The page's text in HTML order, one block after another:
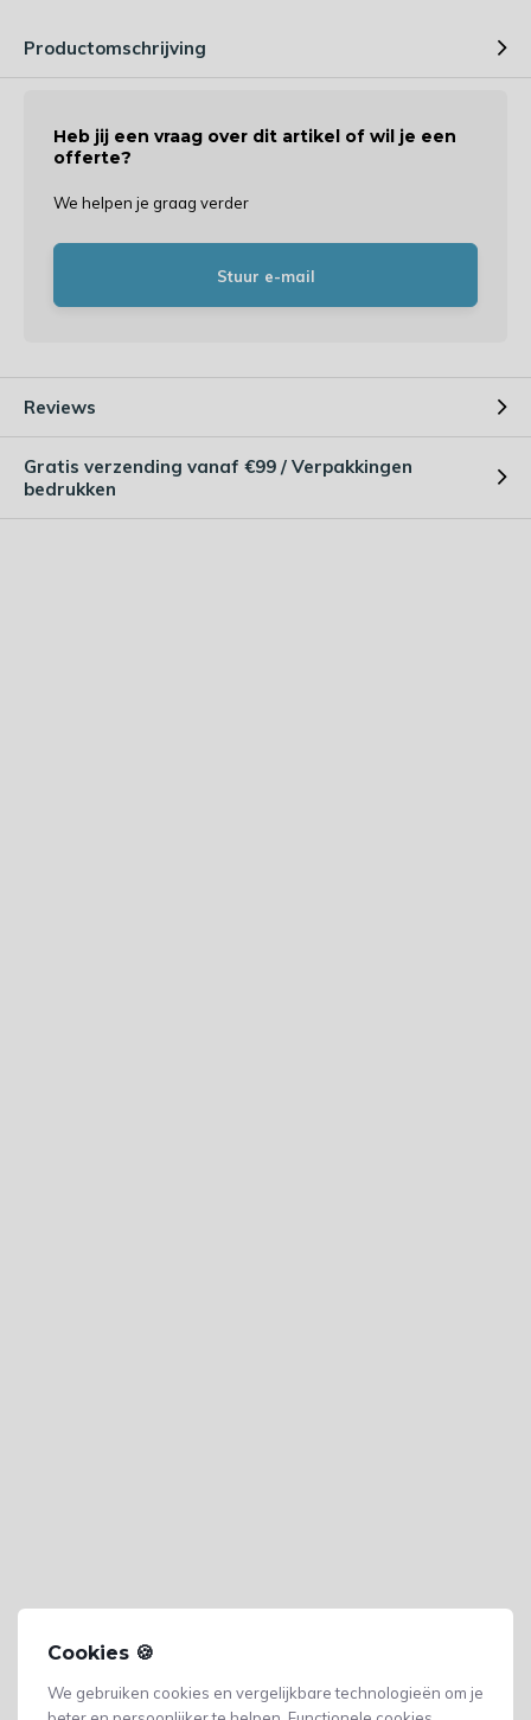
Cookies 🍪
We gebruiken cookies en vergelijkbare technologieën om je
Productomschrijving
Heb jij een vraag over dit artikel of wil je een
offerte?
We helpen je graag verder
Stuur e-mail
Reviews
Gratis verzending vanaf €99 / Verpakkingen
bedrukken